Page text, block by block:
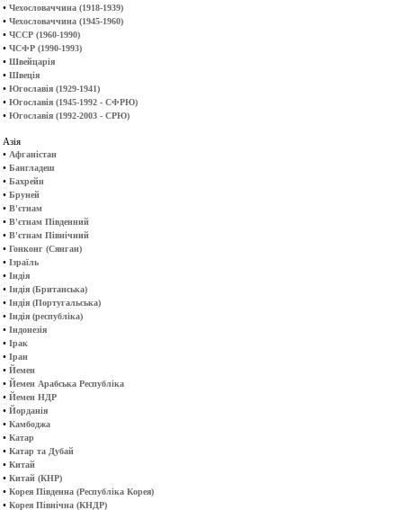
• Чехословаччина (1918-1939)
• Чехословаччина (1945-1960)
• ЧССР (1960-1990)
• ЧСФР (1990-1993)
• Швейцарія
• Швеція
• Югославія (1929-1941)
• Югославія (1945-1992 - СФРЮ)
• Югославія (1992-2003 - СРЮ)
Азія
• Афганістан
• Бангладеш
• Бахрейн
• Бруней
• В'єтнам
• В'єтнам Південний
• В'єтнам Північний
• Гонконг (Сянган)
• Ізраїль
• Індія
• Індія (Британська)
• Індія (Португальська)
• Індія (республіка)
• Індонезія
• Ірак
• Іран
• Йемен
• Йемен Арабська Республіка
• Йемен НДР
• Йорданія
• Камбоджа
• Катар
• Катар та Дубай
• Китай
• Китай (КНР)
• Корея Південна (Республіка Корея)
• Корея Північна (КНДР)